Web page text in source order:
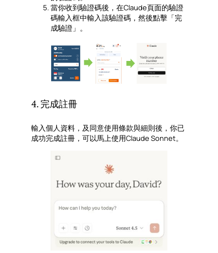
當你收到驗證碼後，在Claude頁面的驗證
碼輸入框中輸入該驗證碼，然後點擊「完
成驗證」。
4. 完成註冊
輸入個人資料，及同意使用條款與細則後，你已
成功完成註冊，可以馬上使用Claude Sonnet。